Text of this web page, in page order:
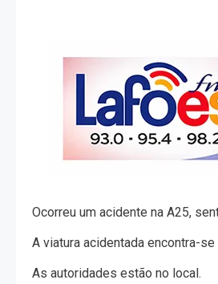
Ocorreu um acidente na A25,
A viatura acidentada encontra-se
As autoridades estão no local.